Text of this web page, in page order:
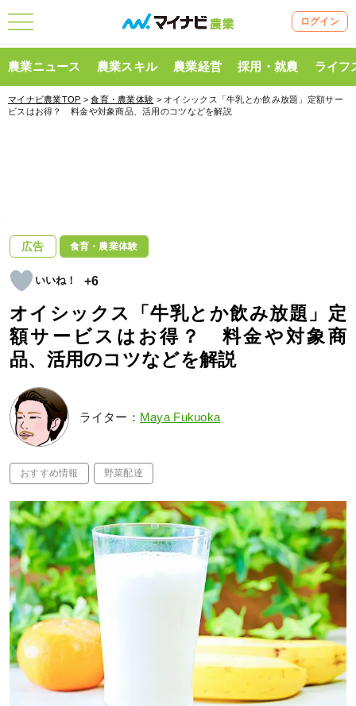
ログイン
農業ニュース 農業スキル 農業経営 採用・就農 ライフ
マイナビ農業TOP >食育・農業体験 > オイシックス「牛乳とか飲み放題」定額サー
ビスはお得？ 料金や対象商品、活用のコツなどを解説
広告 食育・農業体験
+6
オイシックス「牛乳とか飲み放題」定
額サービスはお得？ 料金や対象商
品、活用のコツなどを解説
ライター： Maya Fukuoka
おすすめ情報 野菜配達